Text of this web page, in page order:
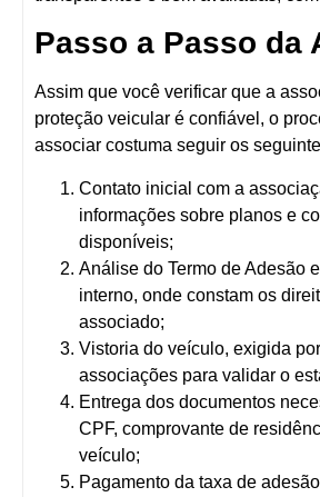
Passo a Passo da
Assim que você verificar que a
proteção veicular é confiável, o
associar costuma seguir os
Contato inicial com a
informações sobre planos e
disponíveis;
Análise do Termo de Adesão
interno, onde constam os
associado;
Vistoria do veículo, exigida
associações para validar o
Entrega dos documentos
CPF, comprovante de
veículo;
Pagamento da taxa de